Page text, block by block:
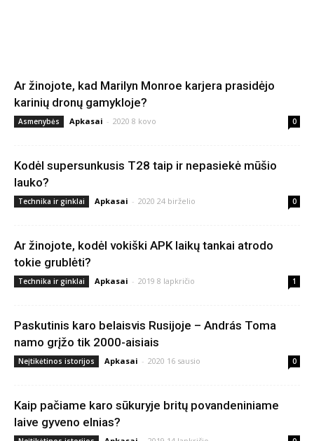
Ar žinojote, kad Marilyn Monroe karjera prasidėjo
karinių dronų gamykloje?
Asmenybės Apkasai - 2020 8 kovo 0
Kodėl supersunkusis T28 taip ir nepasiekė mūšio
lauko?
Technika ir ginklai Apkasai - 2020 24 birželio 0
Ar žinojote, kodėl vokiški APK laikų tankai atrodo
tokie grublėti?
Technika ir ginklai Apkasai - 2019 8 lapkričio 1
Paskutinis karo belaisvis Rusijoje – András Toma
namo grįžo tik 2000-aisiais
Neįtikėtinos istorijos Apkasai - 2020 16 sausio 0
Kaip pačiame karo sūkuryje britų povandeniniame
laive gyveno elnias?